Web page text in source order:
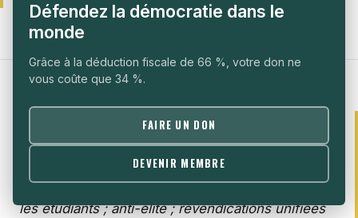
V. INDONÉSIE - MOBILISATION D'UNE
GÉNÉRATION DÉSILLUSIONNÉE
Période : août 2025 – septembre 2025 | mené par
les étudiants ; anti-élite ; revendications unifiées
Défendez la démocratie dans le
monde
Grâce à la déduction fiscale de 66 %, votre don ne
vous coûte que 34 %.
FAIRE UN DON
DEVENIR MEMBRE